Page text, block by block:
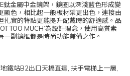
鈦金屬中金鏡架，鏡圈以深淺藍色形成變
顯色，相比起一般板材架更出色，連接由
扎實的特點更能提升配戴時的舒適感。品
TOO MUCH’為設計理念，使用高質素
副鏡框都是時尚功能兼備之作。
鐵站B2出口天橋直達, 扶手電梯上一層,